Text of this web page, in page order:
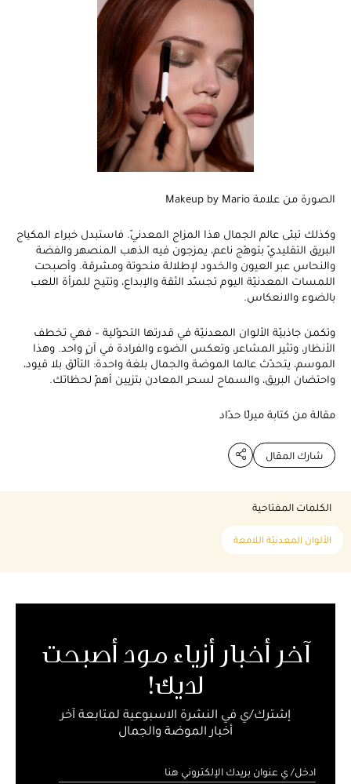
الصورة من علامة Makeup by Mario
وكذلك تبنّى عالم الجمال هذا المزاج المعدنيّ. فاستبدل خبراء المكياج
البريق التقليديّ بتوهّج ناعم، يمزجون فيه الذهب المنصهر والفضة
والنحاس عبر العيون والخدود لإطلالة منحوتة ومشرقة. وأصبحت
اللمسات المعدنيّة اليوم تجسّد الثقة والإبداع، وتتيح للمرأة اللعب
بالضوء والانعكاس.
وتكمن جاذبيّة الألوان المعدنيّة في قدرتها التحوّلية – فهي تخطف
الأنظار، وتثير المشاعر، وتعكس الضوء والفرادة في آنٍ واحد. وهذا
الموسم، يتحدّث عالما الموضة والجمال بلغة واحدة: التألّق بلا قيود،
واحتضان البريق، والسماح لسحر المعادن بتزيين أهمّ لحظاتك.
مقالة من كتابة ميرلّا حدّاد
شارك المقال
الكلمات المفتاحية
الألوان المعدنيّة اللامعة
آخر أخبار أزياء مود أصبحت
لديك!
إشترك/ي في النشرة الاسبوعية لمتابعة آخر
أخبار الموضة والجمال